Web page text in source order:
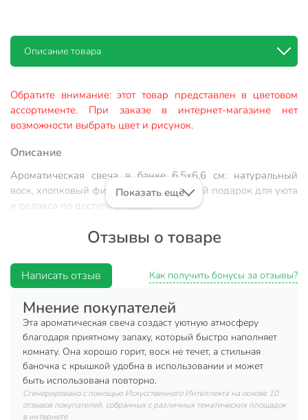
Описание товара
Обратите внимание: этот товар представлен в цветовом
ассортименте. При заказе в интернет-магазине нет
возможности выбрать цвет и рисунок.
Описание
Ароматическая свеча в банке 6.5х6.6 см: натуральный
воск, хлопковый фитиль, универсальный подарок для уюта
и релакса по доступной цене.
Почему выбирают:
горения и натурального аромата «Бамбук»
Компактный размер — 6.5×6.6 см, хлопковый
фитиль, подарочная упаковка с крышкой
Идеально для дома, дачи, праздников и в качестве
стильного подарка
Как выбрать ароматическую свечу для подарка или
домашнего уюта? Эта свеча в банке сочетает экологичный
состав (кокосовый и соевый воск) с хлопковым фитилём,
что обеспечивает безопасное и длительное горение без
Показать ещё
Отзывы о товаре
Написать отзыв Как получить бонусы за отзывы?
Мнение покупателей
Эта ароматическая свеча создаст уютную атмосферу
благодаря приятному запаху, который быстро наполняет
комнату. Она хорошо горит, воск не течет, а стильная
баночка с крышкой удобна в использовании и может
быть использована повторно.
Сгенерировано с помощью Искусственного Интеллекта на основе 10
отзывов покупателей, собранных с различных тематических площадок
в интернете